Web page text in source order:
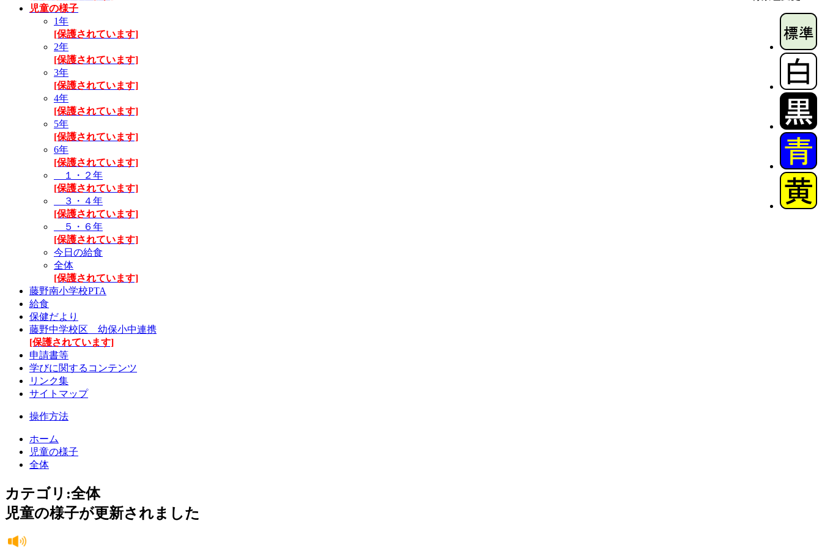
児童の様子
1年
[保護されています]
2年
[保護されています]
3年
[保護されています]
4年
[保護されています]
5年
[保護されています]
6年
[保護されています]
１・２年
[保護されています]
３・４年
[保護されています]
５・６年
[保護されています]
今日の給食
全体
[保護されています]
藤野南小学校PTA
給食
保健だより
藤野中学校区 幼保小中連携
[保護されています]
申請書等
学びに関するコンテンツ
リンク集
サイトマップ
操作方法
ホーム
児童の様子
全体
カテゴリ:全体
児童の様子が更新されました